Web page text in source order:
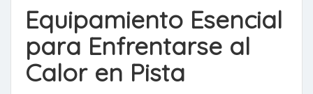
Equipamiento Esencial
para Enfrentarse al
Calor en Pista